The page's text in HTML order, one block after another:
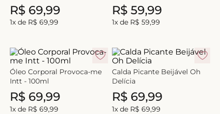
R$ 69,99
1x de R$ 69,99
R$ 59,99
1x de R$ 59,99
Óleo Corporal Provoca-me
Intt - 100ml
R$ 69,99
1x de R$ 69,99
Calda Picante Beijável Oh
Delícia
R$ 69,99
1x de R$ 69,99
triangulo
calcinha
º short doll